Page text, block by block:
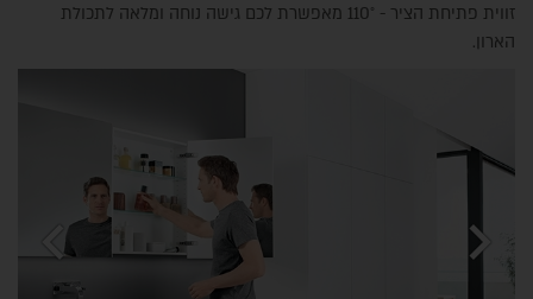
זווית פתיחת הציר - 110° מאפשרת לכם גישה נוחה ומלאה לתכולת
הארון.
chevron_left chevron_right